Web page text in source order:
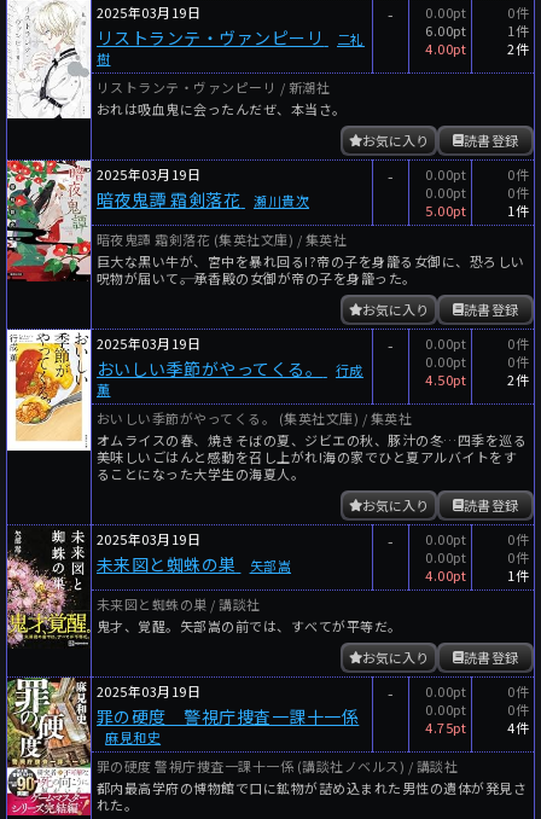
2025年03月19日
リストランテ・ヴァンピーリ
二礼
樹
-
0.00pt
6.00pt
4.00pt
0件
1件
2件
リストランテ・ヴァンピーリ / 新潮社
おれは吸血鬼に会ったんだぜ、本当さ。
読書登録
お気に入り
2025年03月19日
暗夜鬼譚 霜剣落花 瀬川貴次
-
0.00pt
0.00pt
5.00pt
0件
0件
1件
暗夜鬼譚 霜剣落花 (集英社文庫) / 集英社
巨大な黒い牛が、宮中を暴れ回る!?帝の子を身籠る女御に、恐ろしい
呪物が届いて――。承香殿の女御が帝の子を身籠った。
読書登録
お気に入り
2025年03月19日
おいしい季節がやってくる。
行成
薫
-
0.00pt
0.00pt
4.50pt
0件
0件
2件
おいしい季節がやってくる。 (集英社文庫) / 集英社
オムライスの春、焼きそばの夏、ジビエの秋、豚汁の冬…四季を巡る
美味しいごはんと感動を召し上がれ!海の家でひと夏アルバイトをす
ることになった大学生の海夏人。
読書登録
お気に入り
2025年03月19日
未来図と蜘蛛の巣 矢部嵩
-
0.00pt
0.00pt
4.00pt
0件
0件
1件
未来図と蜘蛛の巣 / 講談社
鬼才、覚醒。矢部嵩の前では、すべてが平等だ。
読書登録
お気に入り
2025年03月19日
罪の硬度 警視庁捜査一課十一係
麻見和史
-
0.00pt
0.00pt
4.75pt
0件
0件
4件
罪の硬度 警視庁捜査一課十一係 (講談社ノベルス) / 講談社
都内最高学府の博物館で口に鉱物が詰め込まれた男性の遺体が発見さ
れた。